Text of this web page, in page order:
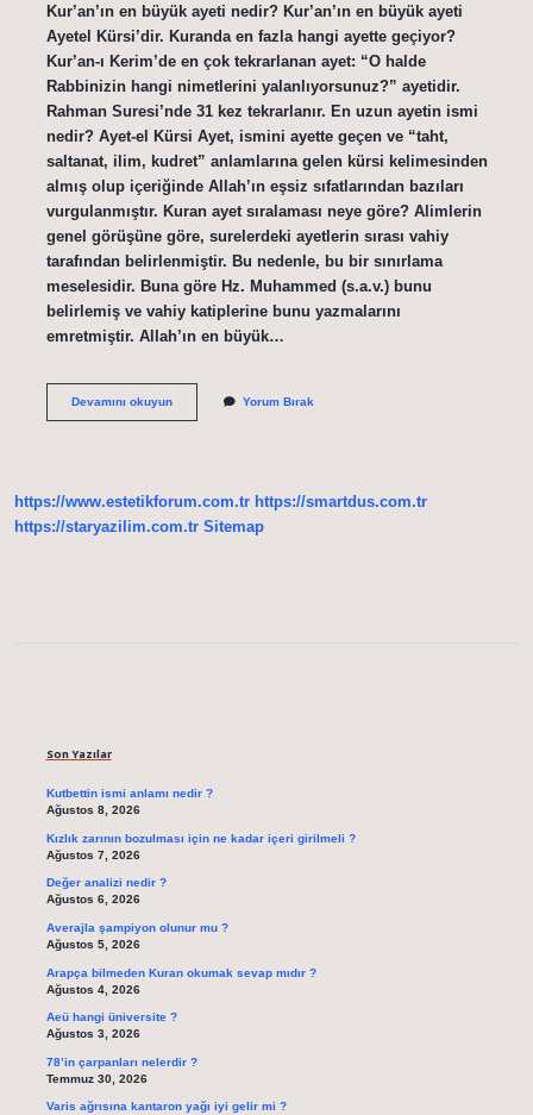
Kur’an’ın en büyük ayeti nedir? Kur’an’ın en büyük ayeti
Ayetel Kürsi’dir. Kuranda en fazla hangi ayette geçiyor?
Kur’an-ı Kerim’de en çok tekrarlanan ayet: “O halde
Rabbinizin hangi nimetlerini yalanlıyorsunuz?” ayetidir.
Rahman Suresi’nde 31 kez tekrarlanır. En uzun ayetin ismi
nedir? Ayet-el Kürsi Ayet, ismini ayette geçen ve “taht,
saltanat, ilim, kudret” anlamlarına gelen kürsi kelimesinden
almış olup içeriğinde Allah’ın eşsiz sıfatlarından bazıları
vurgulanmıştır. Kuran ayet sıralaması neye göre? Alimlerin
genel görüşüne göre, surelerdeki ayetlerin sırası vahiy
tarafından belirlenmiştir. Bu nedenle, bu bir sınırlama
meselesidir. Buna göre Hz. Muhammed (s.a.v.) bunu
belirlemiş ve vahiy katiplerine bunu yazmalarını
emretmiştir. Allah’ın en büyük…
Devamını okuyunKurandaki
Yorum Bırak
https://www.estetikforum.com.tr https://smartdus.com.tr
https://staryazilim.com.tr Sitemap
Son Yazılar
Kutbettin ismi anlamı nedir ?
Ağustos 8, 2026
Kızlık zarının bozulması için ne kadar içeri girilmeli ?
Ağustos 7, 2026
Değer analizi nedir ?
Ağustos 6, 2026
Averajla şampiyon olunur mu ?
Ağustos 5, 2026
Arapça bilmeden Kuran okumak sevap mıdır ?
Ağustos 4, 2026
Aeü hangi üniversite ?
Ağustos 3, 2026
78’in çarpanları nelerdir ?
Temmuz 30, 2026
Varis ağrısına kantaron yağı iyi gelir mi ?